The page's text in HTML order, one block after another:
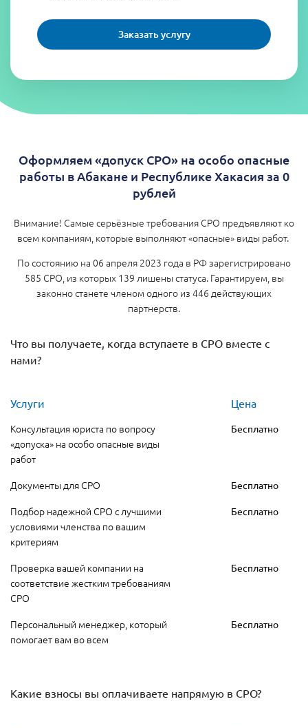
Заказать услугу
Оформляем «допуск СРО» на особо опасные
работы в Абакане и Республике Хакасия за 0
рублей
Внимание! Самые серьёзные требования СРО предъявляют ко
всем компаниям, которые выполняют «опасные» виды работ.
По состоянию на 06 апреля 2023 года в РФ зарегистрировано
585 СРО, из которых 139 лишены статуса. Гарантируем, вы
законно станете членом одного из 446 действующих
партнерств.
Что вы получаете, когда вступаете в СРО вместе с
нами?
Услуги
Цена
Консультация юриста по вопросу
«допуска» на особо опасные виды
работ
Бесплатно
Документы для СРО Бесплатно
Подбор надежной СРО с лучшими
условиями членства по вашим
критериям
Бесплатно
Проверка вашей компании на
соответствие жестким требованиям
СРО
Бесплатно
Персональный менеджер, который
помогает вам во всем
Бесплатно
Какие взносы вы оплачиваете напрямую в СРО?